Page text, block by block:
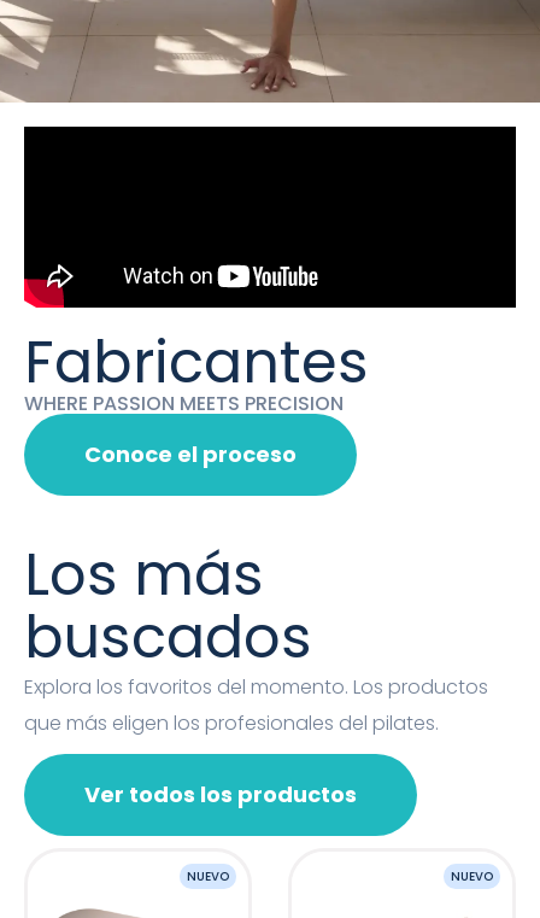
Fabricantes
WHERE PASSION MEETS PRECISION
Conoce el proceso
NUEVO NUEVO
Ver todos los productos
Los más
buscados
Explora los favoritos del momento. Los productos
que más eligen los profesionales del pilates.